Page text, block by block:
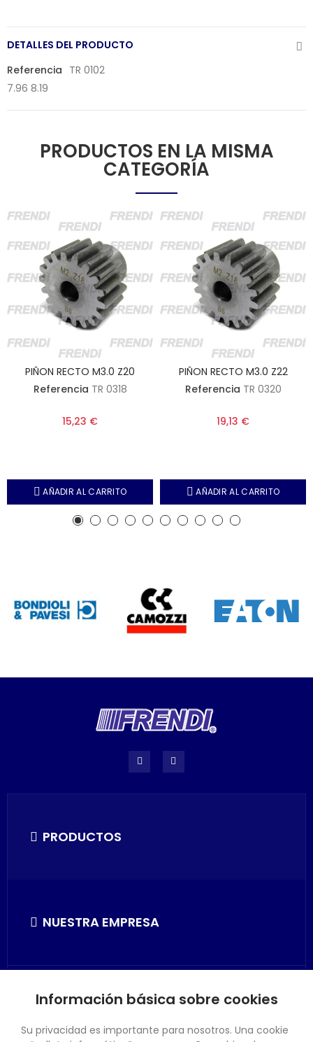
DETALLES DEL PRODUCTO
Referencia TR 0102
7.96 8.19
PRODUCTOS EN LA MISMA
CATEGORÍA
PIÑON RECTO M3.0 Z20
Referencia TR 0318
15,23 €
AÑADIR AL CARRITO
PIÑON RECTO M3.0 Z22
Referencia TR 0320
19,13 €
AÑADIR AL CARRITO
PRODUCTOS
NUESTRA EMPRESA
SU CUENTA
Información básica sobre cookies
Su privacidad es importante para nosotros. Una cookie